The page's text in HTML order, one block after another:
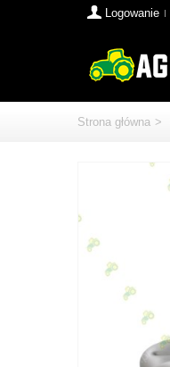
Logowanie
Strona główna >